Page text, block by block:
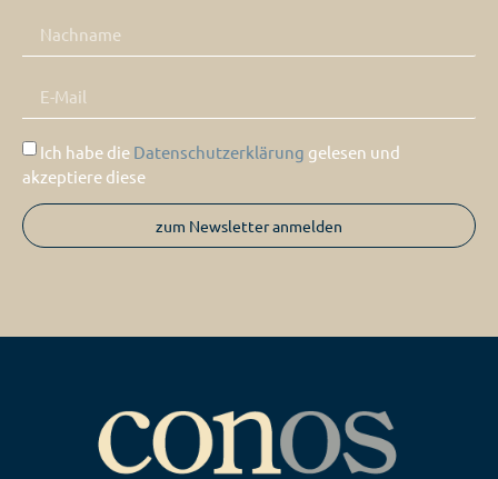
Ich habe die Datenschutzerklärung gelesen und
akzeptiere diese
zum Newsletter anmelden